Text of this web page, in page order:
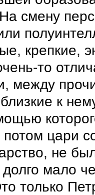
смену
крепкие,
то
между
к
потом цари
не
мало
только